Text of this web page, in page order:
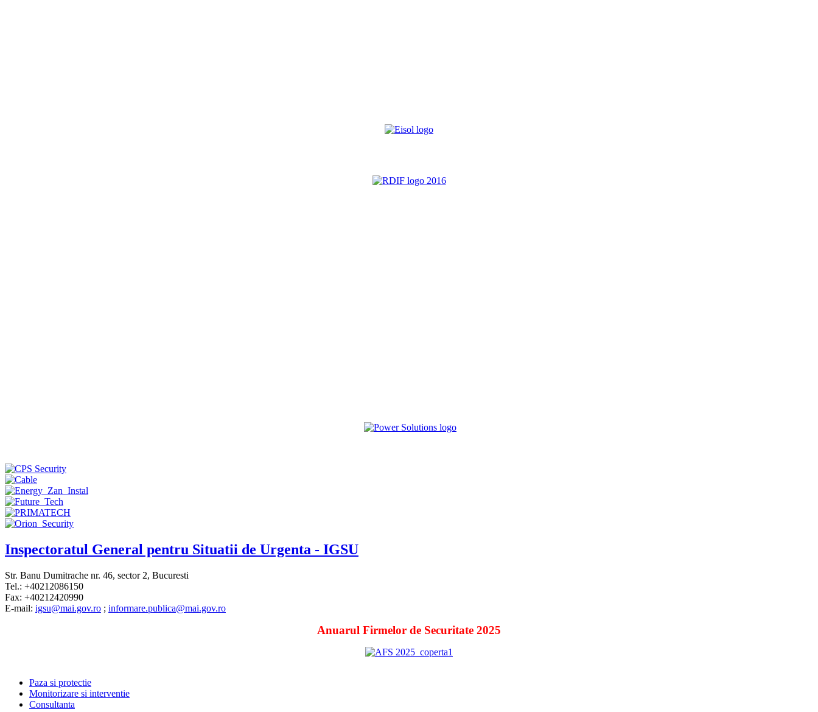
Inspectoratul General pentru Situatii de Urgenta - IGSU
Str. Banu Dumitrache nr. 46, sector 2, Bucuresti
Tel.: +40212086150
Fax: +40212420990
E-mail: igsu@mai.gov.ro ; informare.publica@mai.gov.ro
Anuarul Firmelor de Securitate 2025
Paza si protectie
Monitorizare si interventie
Consultanta